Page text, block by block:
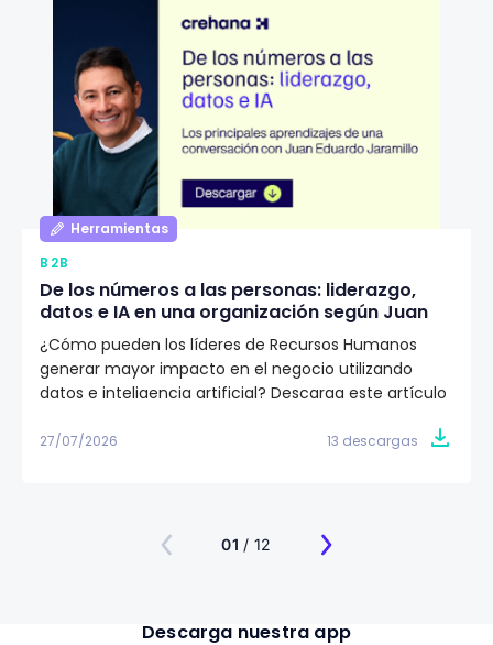
Herramientas
B2B
De los números a las personas: liderazgo,
datos e IA en una organización según Juan
Eduardo Jaramillo
¿Cómo pueden los líderes de Recursos Humanos
generar mayor impacto en el negocio utilizando
datos e inteligencia artificial? Descarga este artículo
VP de Talento Humano en Emtelco, sobre el papel del
27/07/2026 13 descargas
01 / 12
Descarga nuestra app